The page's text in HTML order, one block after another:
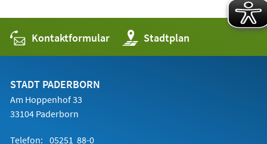
Kontaktformular Stadtplan
(Öffnet
in
einem
STADT PADERBORN
Am Hoppenhof 33
33104 Paderborn
Telefon: 05251 88-0